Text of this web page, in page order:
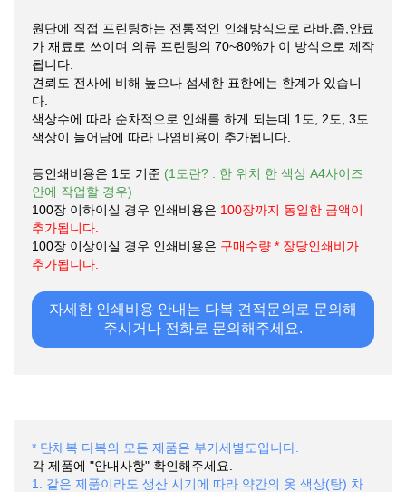
원단에 직접 프린팅하는 전통적인 인쇄방식으로 라바,좁,안료
가 재료로 쓰이며 의류 프린팅의 70~80%가 이 방식으로 제작
됩니다.
견뢰도 전사에 비해 높으나 섬세한 표한에는 한계가 있습니
다.
색상수에 따라 순차적으로 인쇄를 하게 되는데 1도, 2도, 3도
색상이 늘어남에 따라 나염비용이 추가됩니다.
등인쇄비용은 1도 기준 (1도란? : 한 위치 한 색상 A4사이즈
안에 작업할 경우)
100장 이하이실 경우 인쇄비용은 100장까지 동일한 금액이
추가됩니다.
100장 이상이실 경우 인쇄비용은 구매수량 * 장당인쇄비가
추가됩니다.
자세한 인쇄비용 안내는 다복 견적문의로 문의해
주시거나 전화로 문의해주세요.
* 단체복 다복의 모든 제품은 부가세별도입니다.
각 제품에 "안내사항" 확인해주세요.
1. 같은 제품이라도 생산 시기에 따라 약간의 옷 색상(탕) 차